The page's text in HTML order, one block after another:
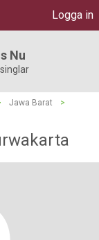
Logga in
Nu
Jawa Barat
>